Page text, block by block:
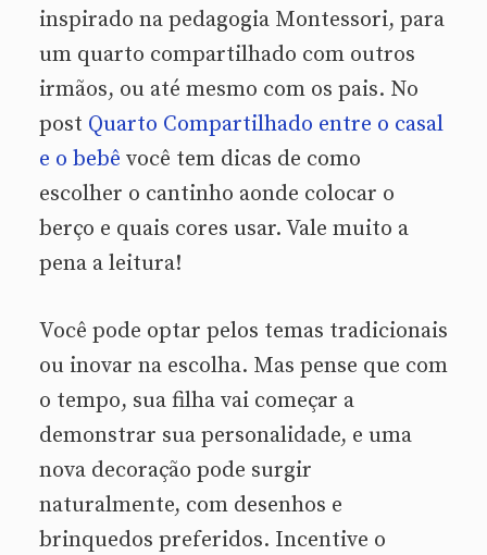
inspirado na pedagogia Montessori, para
um quarto compartilhado com outros
irmãos, ou até mesmo com os pais. No
post Quarto Compartilhado entre o casal
e o bebê você tem dicas de como
escolher o cantinho aonde colocar o
berço e quais cores usar. Vale muito a
pena a leitura!
Você pode optar pelos temas tradicionais
ou inovar na escolha. Mas pense que com
o tempo, sua filha vai começar a
demonstrar sua personalidade, e uma
nova decoração pode surgir
naturalmente, com desenhos e
brinquedos preferidos. Incentive o